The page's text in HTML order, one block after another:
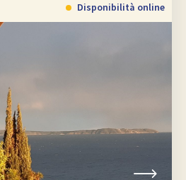
Disponibilità online